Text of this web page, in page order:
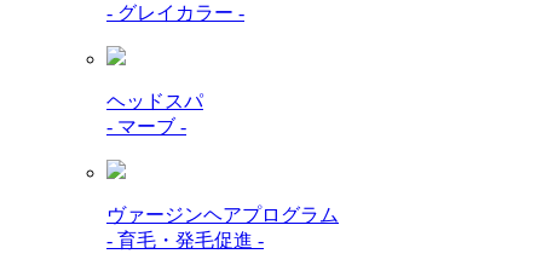
- グレイカラー -
ヘッドスパ
- マーブ -
ヴァージンヘアプログラム
- 育毛・発毛促進 -